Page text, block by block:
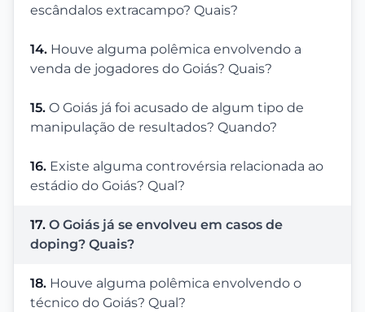
escândalos extracampo? Quais?
14. Houve alguma polêmica envolvendo a
venda de jogadores do Goiás? Quais?
15. O Goiás já foi acusado de algum tipo de
manipulação de resultados? Quando?
16. Existe alguma controvérsia relacionada ao
estádio do Goiás? Qual?
17. O Goiás já se envolveu em casos de
doping? Quais?
18. Houve alguma polêmica envolvendo o
técnico do Goiás? Qual?